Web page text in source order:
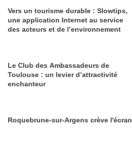
Vers un tourisme durable : Slowtips,
une application Internet au service
des acteurs et de l’environnement
Le Club des Ambassadeurs de
Toulouse : un levier d’attractivité
enchanteur
Roquebrune-sur-Argens crève l'écran